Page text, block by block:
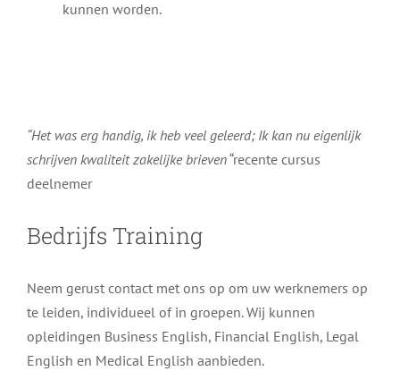
kunnen worden.
“Het was erg handig, ik heb veel geleerd; Ik kan nu eigenlijk
schrijven kwaliteit zakelijke brieven“recente cursus
deelnemer
Bedrijfs Training
Neem gerust contact met ons op om uw werknemers op
te leiden, individueel of in groepen. Wij kunnen
opleidingen Business English, Financial English, Legal
English en Medical English aanbieden.